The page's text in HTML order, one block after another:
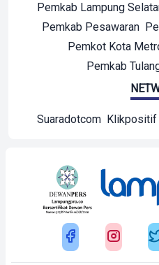
Pemkab Lampung
Pemkab Pesawaran
Pemkot Kota
Pemkab
Suaradotcom Klikpositif